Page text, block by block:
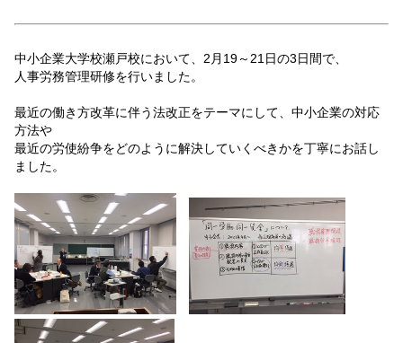
中小企業大学校瀬戸校において、2月19～21日の3日間で、
人事労務管理研修を行いました。
最近の働き方改革に伴う法改正をテーマにして、中小企業の対応
方法や
最近の労使紛争をどのように解決していくべきかを丁寧にお話し
ました。